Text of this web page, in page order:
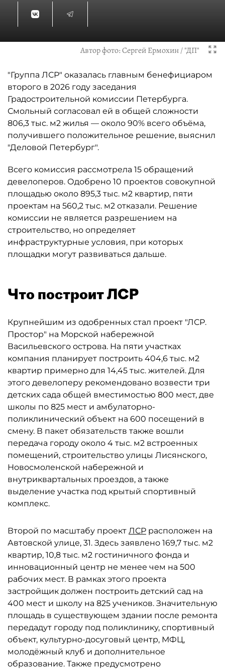
Автор фото:Сергей Ермохин / "ДП"
"Группа ЛСР" оказалась главным бенефициаром
второго в 2026 году заседания
Градостроительной комиссии Петербурга.
Смольный согласовал ей в общей сложности
806,3 тыс. м2 жилья — около 90% всего объёма,
получившего положительное решение, выяснил
"Деловой Петербург".
Всего комиссия рассмотрела 15 обращений
девелоперов. Одобрено 10 проектов совокупной
площадью около 895,3 тыс. м2 квартир, пяти
проектам на 560,2 тыс. м2 отказали. Решение
комиссии не является разрешением на
строительство, но определяет
инфраструктурные условия, при которых
площадки могут развиваться дальше.
Что построит ЛСР
Крупнейшим из одобренных стал проект "ЛСР.
Простор" на Морской набережной
Васильевского острова. На пяти участках
компания планирует построить 404,6 тыс. м2
квартир примерно для 14,45 тыс. жителей. Для
этого девелоперу рекомендовано возвести три
детских сада общей вместимостью 800 мест, две
школы по 825 мест и амбулаторно-
поликлинический объект на 600 посещений в
смену. В пакет обязательств также вошли
передача городу около 4 тыс. м2 встроенных
помещений, строительство улицы Лисянского,
Новосмоленской набережной и
внутриквартальных проездов, а также
выделение участка под крытый спортивный
комплекс.
Второй по масштабу проект ЛСР расположен на
Автовской улице, 31. Здесь заявлено 169,7 тыс. м2
квартир, 10,8 тыс. м2 гостиничного фонда и
инновационный центр не менее чем на 500
рабочих мест. В рамках этого проекта
застройщик должен построить детский сад на
400 мест и школу на 825 учеников. Значительную
площадь в существующем здании после ремонта
передадут городу под поликлинику, спортивный
объект, культурно-досуговый центр, МФЦ,
молодёжный клуб и дополнительное
образование. Также предусмотрено